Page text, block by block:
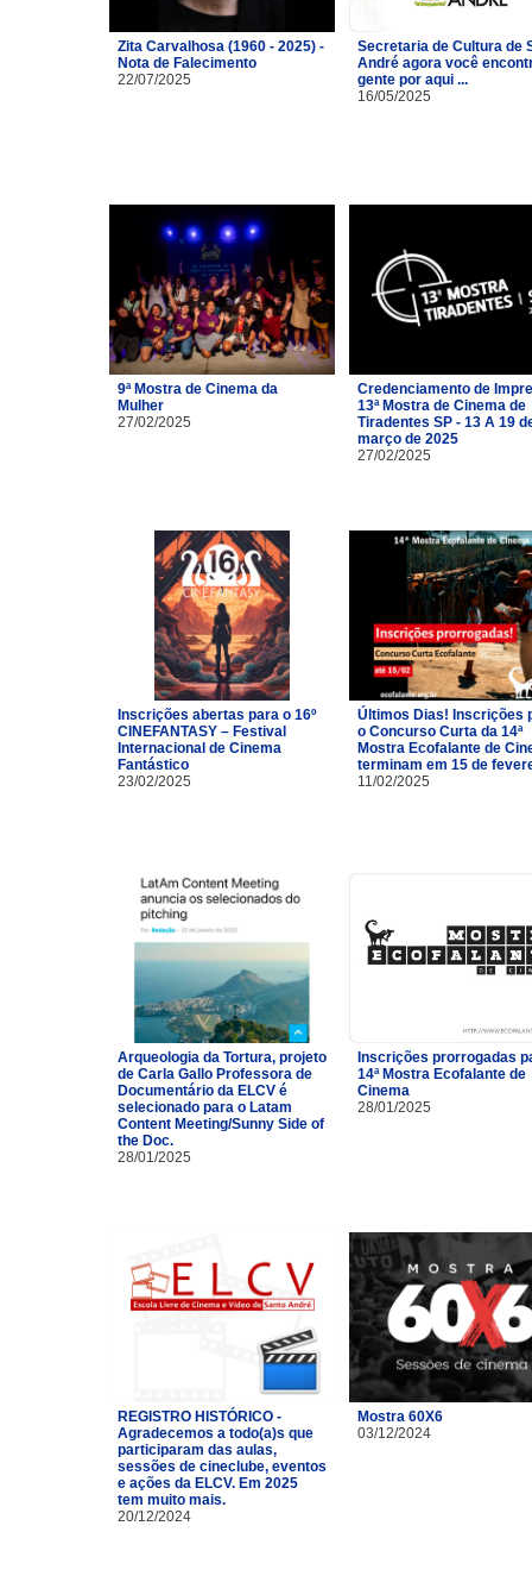
Zita Carvalhosa (1960 - 2025) -
Nota de Falecimento
22/07/2025
Secretaria de Cultura de
André agora você
gente por aqui ...
16/05/2025
9ª Mostra de Cinema da
Mulher
27/02/2025
Credenciamento de
13ª Mostra de Cinema de
Tiradentes SP - 13 A 19
março de 2025
27/02/2025
Inscrições abertas para o 16º
CINEFANTASY – Festival
Internacional de Cinema
Fantástico
23/02/2025
Últimos Dias! Inscrições
o Concurso Curta da 14ª
Mostra Ecofalante de
terminam em 15 de
11/02/2025
Arqueologia da Tortura, projeto
de Carla Gallo Professora de
Documentário da ELCV é
selecionado para o Latam
Content Meeting/Sunny Side of
the Doc.
28/01/2025
Inscrições prorrogadas
14ª Mostra Ecofalante de
Cinema
28/01/2025
REGISTRO HISTÓRICO -
Agradecemos a todo(a)s que
participaram das aulas,
sessões de cineclube, eventos
e ações da ELCV. Em 2025
tem muito mais.
20/12/2024
Mostra 60X6
03/12/2024